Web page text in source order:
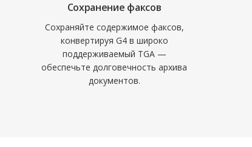
Сохранение факсов
Сохраняйте содержимое факсов,
конвертируя G4 в широко
поддерживаемый TGA —
обеспечьте долговечность архива
документов.